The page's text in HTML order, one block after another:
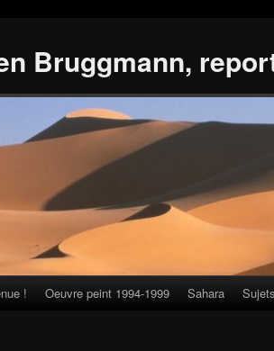
Bruggmann,
! Oeuvre peint 1994-1999 Sahara